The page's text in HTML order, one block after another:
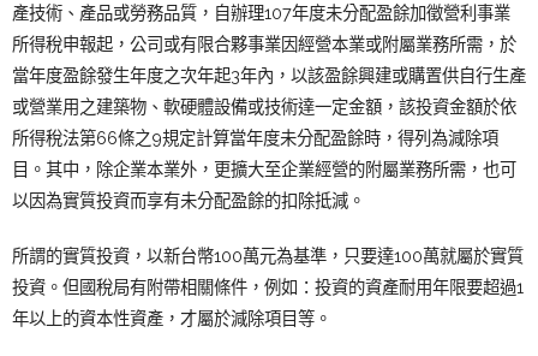
產技術、產品或勞務品質，自辦理107年度未分配盈餘加徵營利事業
所得稅申報起，公司或有限合夥事業因經營本業或附屬業務所需，於
當年度盈餘發生年度之次年起3年內，以該盈餘興建或購置供自行生產
或營業用之建築物、軟硬體設備或技術達一定金額，該投資金額於依
所得稅法第66條之9規定計算當年度未分配盈餘時，得列為減除項
目。其中，除企業本業外，更擴大至企業經營的附屬業務所需，也可
以因為實質投資而享有未分配盈餘的扣除抵減。
所謂的實質投資，以新台幣100萬元為基準，只要達100萬就屬於實質
投資。但國稅局有附帶相關條件，例如：投資的資產耐用年限要超過1
年以上的資本性資產，才屬於減除項目等。